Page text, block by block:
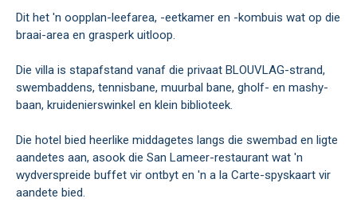
Dit het 'n oopplan-leefarea, -eetkamer en -kombuis wat op die
braai-area en grasperk uitloop.
Die villa is stapafstand vanaf die privaat BLOUVLAG-strand,
swembaddens, tennisbane, muurbal bane, gholf- en mashy-
baan, kruidenierswinkel en klein biblioteek.
Die hotel bied heerlike middagetes langs die swembad en ligte
aandetes aan, asook die San Lameer-restaurant wat 'n
wydverspreide buffet vir ontbyt en 'n a la Carte-spyskaart vir
aandete bied.